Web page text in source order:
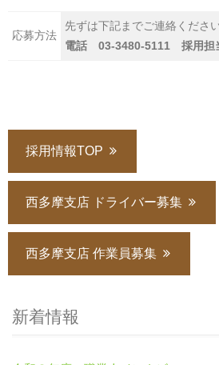
応募方法
先ずは下記までご連絡くださ
電話 03-3480-5111 採用担
採用情報TOP
西多摩支店 ドライバー募集
西多摩支店 作業員募集
新着情報